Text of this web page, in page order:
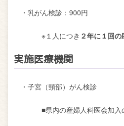
・乳がん検診： 900円
※１人につき ２年に１回の
実施医療機関
・子宮（頸部）がん検診
■県内の産婦人科医会加入の